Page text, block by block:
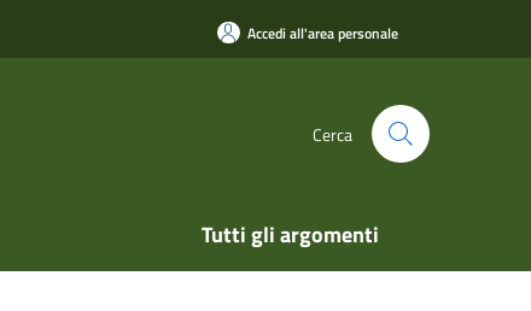
Accedi all'area personale
Cerca
Tutti gli argomenti